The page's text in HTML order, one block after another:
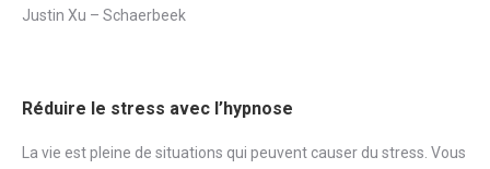
Justin Xu – Schaerbeek
Réduire le stress avec l’hypnose
La vie est pleine de situations qui peuvent causer du stress . Vous